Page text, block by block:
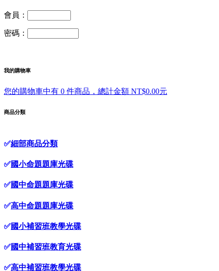
會員：
密碼：
我的購物車
您的購物車中有 0 件商品，總計金額 NT$0.00元
商品分類
✅細部商品分類
✅國小命題題庫光碟
✅國中命題題庫光碟
✅高中命題題庫光碟
✅國小補習班教學光碟
✅國中補習班教育光碟
✅高中補習班教學光碟